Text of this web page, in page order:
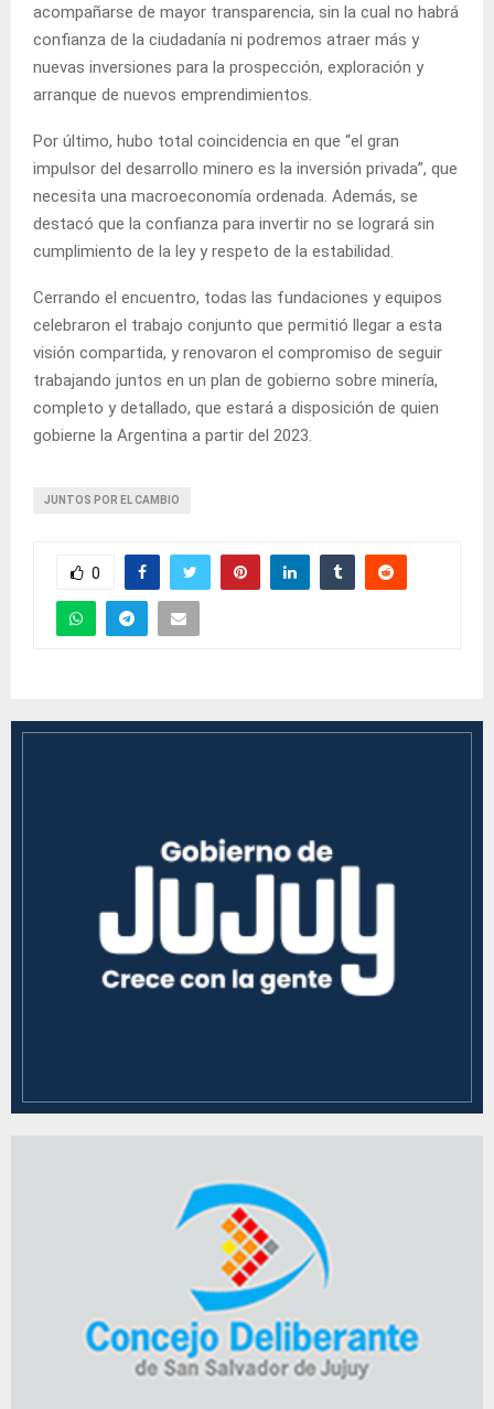
acompañarse de mayor transparencia, sin la cual no habrá
confianza de la ciudadanía ni podremos atraer más y
nuevas inversiones para la prospección, exploración y
arranque de nuevos emprendimientos.
Por último, hubo total coincidencia en que “el gran
impulsor del desarrollo minero es la inversión privada”, que
necesita una macroeconomía ordenada. Además, se
destacó que la confianza para invertir no se logrará sin
cumplimiento de la ley y respeto de la estabilidad.
Cerrando el encuentro, todas las fundaciones y equipos
celebraron el trabajo conjunto que permitió llegar a esta
visión compartida, y renovaron el compromiso de seguir
trabajando juntos en un plan de gobierno sobre minería,
completo y detallado, que estará a disposición de quien
gobierne la Argentina a partir del 2023.
JUNTOS POR EL CAMBIO
0